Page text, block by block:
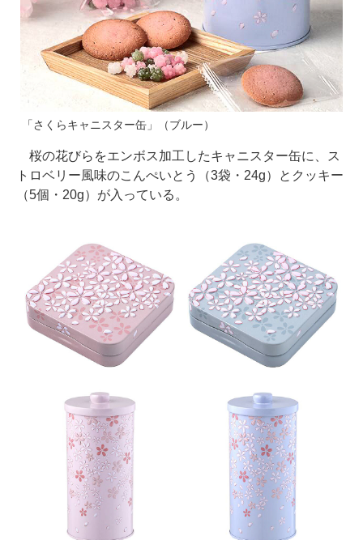
「さくらキャニスター缶」（ブルー）
桜の花びらをエンボス加工したキャニスター缶に、ス
トロベリー風味のこんぺいとう（3袋・24g）とクッキー
（5個・20g）が入っている。